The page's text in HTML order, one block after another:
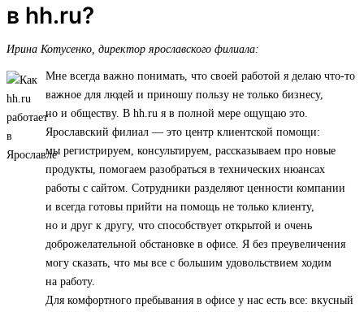
в hh.ru?
Ирина Котусенко, директор ярославского филиала:
Мне всегда важно понимать, что своей работой я делаю что-то
важное для людей и приношу пользу не только бизнесу,
но и обществу. В hh.ru я в полной мере ощущаю это.
Ярославский филиал — это центр клиентской помощи:
мы регистрируем, консультируем, рассказываем про новые
продукты, помогаем разобраться в технических нюансах
работы с сайтом. Сотрудники разделяют ценности компании
и всегда готовы прийти на помощь не только клиенту,
но и друг к другу, что способствует открытой и очень
доброжелательной обстановке в офисе. Я без преувеличения
могу сказать, что мы все с большим удовольствием ходим
на работу.
Для комфортного пребывания в офисе у нас есть все: вкусный